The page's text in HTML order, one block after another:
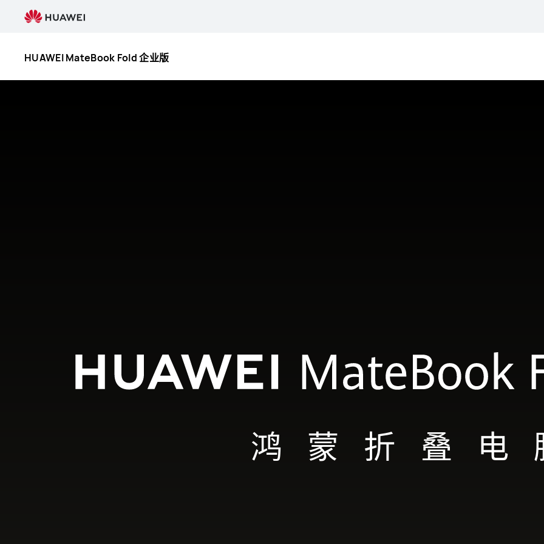
HUAWEI
MateBook
版
HUAWEI MateBook Fold 企业版
鸿 蒙 折 叠 电